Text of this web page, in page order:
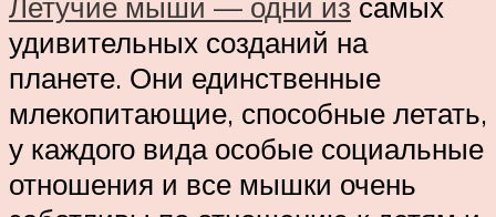
удивительных созданий на
планете. Они единственные
млекопитающие, способные летать,
у каждого вида особые социальные
отношения и все мышки очень